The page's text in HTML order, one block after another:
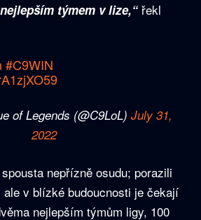
týmem v lize,“řekl
#C9WIN
of Legends (@C9LoL) July 31,
2022
nepřízně osudu; porazili
v blízké budoucnosti je čekají
nejlepším týmům ligy, 100